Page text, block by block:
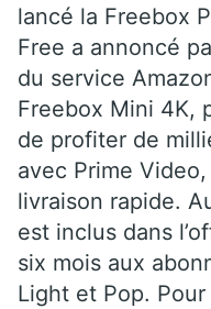
lancé la Freebox
Free a annoncé
du service
Freebox Mini 4K,
de profiter de
avec Prime
livraison rapide.
est inclus dans
six mois aux
Light et Pop.